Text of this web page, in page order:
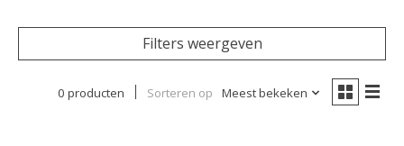
Filters weergeven
0 producten Sorteren op Meest bekeken